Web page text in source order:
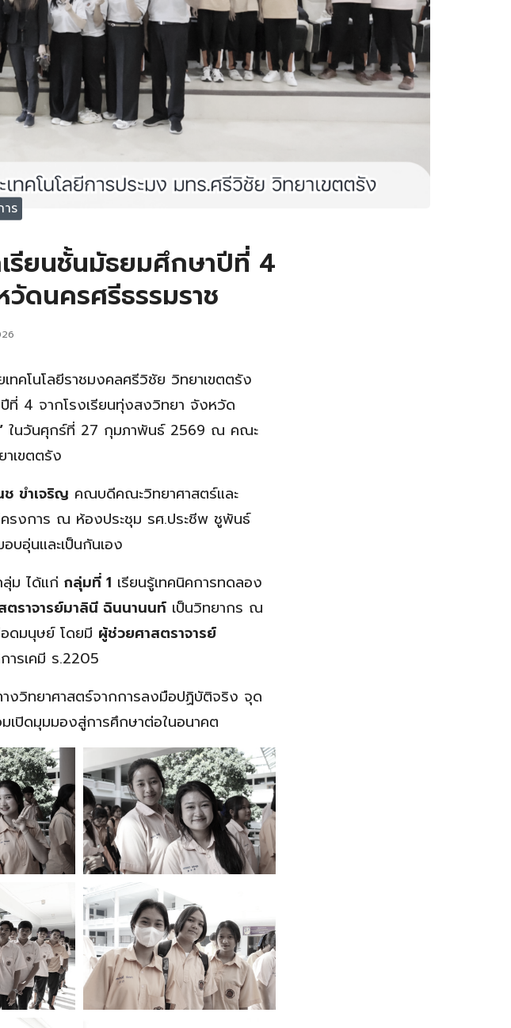
าร
รียนชั้นมัธยมศึกษาปีที่ 4
ดนครศรีธรรมราช
ทคโนโลยีราชมงคลศรีวิชัย วิทยาเขตตรัง
ที่ 4 จากโรงเรียนทุ่งสงวิทยา จังหวัด
ในวันศุกร์ที่ 27 กุมภาพันธ์ 2569 ณ คณะ
าเขตตรัง
ช ขำเจริญ คณบดีคณะวิทยาศาสตร์และ
โครงการ ณ ห้องประชุม รศ.ประชีพ ชูพันธ์
บอุ่นและเป็นกันเอง
ม ได้แก่ กลุ่มที่ 1 เรียนรู้เทคนิคการทดลอง
ตราจารย์มาลินี ฉินนานนท์ เป็นวิทยากร ณ
อดมนุษย์ โดยมี ผู้ช่วยศาสตราจารย์
รเคมี ร.2205
งวิทยาศาสตร์จากการลงมือปฏิบัติจริง จุด
เปิดมุมมองสู่การศึกษาต่อในอนาคต